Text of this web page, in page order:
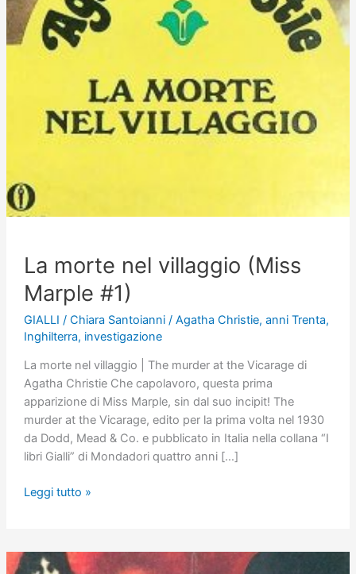
La morte nel villaggio (Miss
Marple #1)
GIALLI / Chiara Santoianni / Agatha Christie, anni Trenta,
Inghilterra, investigazione
La morte nel villaggio | The murder at the Vicarage di
Agatha Christie Che capolavoro, questa prima
apparizione di Miss Marple, sin dal suo incipit! The
murder at the Vicarage, edito per la prima volta nel 1930
da Dodd, Mead & Co. e pubblicato in Italia nella collana “I
libri Gialli” di Mondadori quattro anni […]
La
(Miss
Leggi tutto »